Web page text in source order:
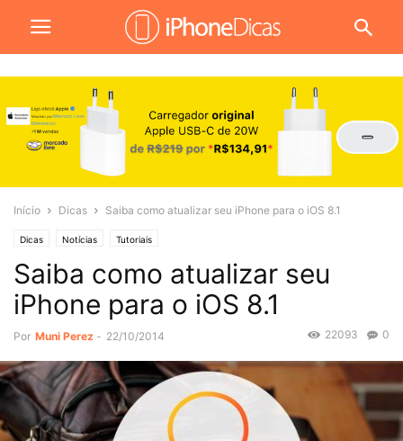
Início Dicas Saiba como atualizar seu iPhone para o iOS 8.1
Dicas Notícias Tutoriais
Saiba como atualizar seu
iPhone para o iOS 8.1
Por Muni Perez - 22/10/2014 0
22093